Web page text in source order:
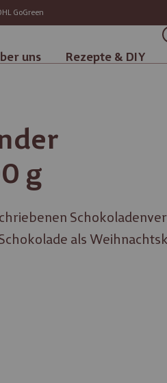
GoGreen
uns Rezepte & DIY
g
als